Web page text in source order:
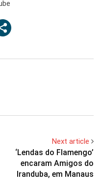
Next article
‘Lendas do Flamengo’
encaram Amigos do
Iranduba, em Manaus